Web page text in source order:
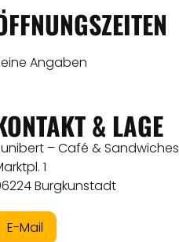
Angaben
& LAGE
– Café & Sandwiches
1
Burgkunstadt
E-Mail